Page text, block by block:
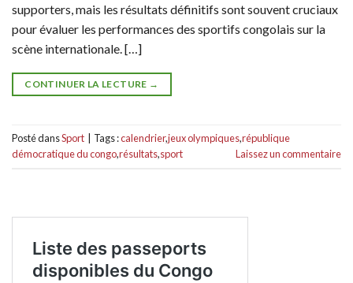
supporters, mais les résultats définitifs sont souvent cruciaux
pour évaluer les performances des sportifs congolais sur la
scène internationale. […]
CONTINUER LA LECTURE →
Posté dansSport Tags :calendrier,jeux olympiques,république
démocratique du congo,résultats,sport Laissez un commentaire